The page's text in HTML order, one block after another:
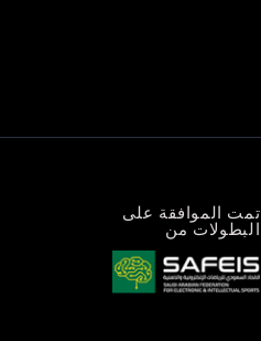
تمت الموافقة على
البطولات من